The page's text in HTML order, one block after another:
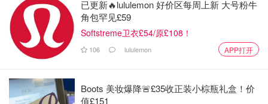
图片来自于@Selfridges，版权属于原作者
已更新🔥lululemon 好价区每周上新 大号粉牛
角包罕见£59
Softstreme卫衣£54/原£108！
106 lululemon APP打开
Boots 美妆爆降🚨£35收正装小棕瓶礼盒！价
值£151